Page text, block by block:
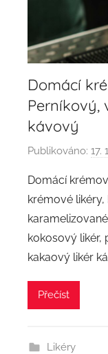
Domácí
Perníkový,
kávový
Publikováno: 17.
Domácí
krémové
kokosový likér,
kakaový likér
Přečíst
Likéry